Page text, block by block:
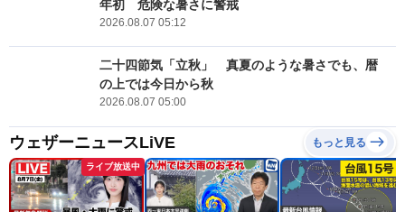
年初 危険な暑さに警戒
2026.08.07 05:12
二十四節気「立秋」 真夏のような暑さでも、暦
の上では今日から秋
2026.08.07 05:00
ウェザーニュースLiVE もっと見る
ライブ放送中